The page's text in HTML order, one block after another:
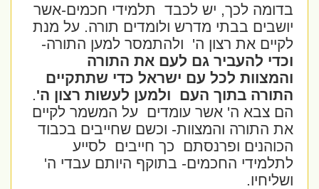
בדומה לכך, יש לכבד תלמידי חכמים-אשר
יושבים בבתי מדרש ולומדים תורה. על מנת
לקיים את רצון ה' ולהתמסר למען התורה-
וכדי להעביר גם לעם את התורה
והמצוות לכל עם ישראל כדי שתתקיים
התורה בתוך העם ולמען לעשות רצון ה'.
הם צבא ה' אשר עומדים על המשמר לקיים
את התורה והמצוות- וכשם שחייבים בכבוד
הכוהנים ופרנסתם כך חייבים לסייע
לתלמידי החכמים- בתוקף היותם עבדי ה'
ושליחיו.